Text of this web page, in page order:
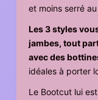
et moins serré
Les 3 styles
jambes, tout
avec des
idéales à porter
Le Bootcut lui